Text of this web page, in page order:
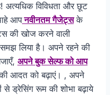
अत्यधिक विविधता और छूट
आपनवीनतम गैजेट्सके
की खोज करने वाली
लिया है। अपने रहने की
अपने बुक सेल्फ को आप
आदत को बढ़ाएं। , अपने
से ड्रेसिंग रूम की शोभा बढ़ाये